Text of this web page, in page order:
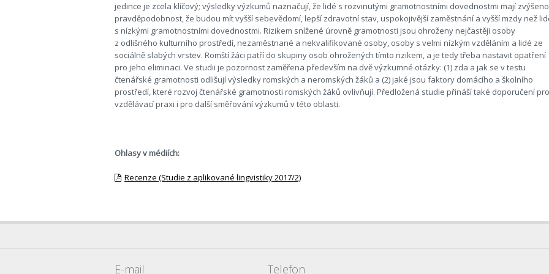
jedince je zcela klíčový; výsledky výzkumů naznačují, že lidé s rozvinutými gramotnostními dovednostmi mají
pravděpodobnost, že budou mít vyšší sebevědomí, lepší zdravotní stav, uspokojivější zaměstnání a vyšší mzdy než
s nízkými gramotnostními dovednostmi. Rizikem snížené úrovně gramotnosti jsou ohroženy nejčastěji osoby
z odlišného kulturního prostředí, nezaměstnané a nekvalifikované osoby, osoby s velmi nízkým vzděláním a lidé ze
sociálně slabých vrstev. Romští žáci patří do skupiny osob ohrožených tímto rizikem, a je tedy třeba nastavit opatření
pro jeho eliminaci. Ve studii je pozornost zaměřena především na dvě výzkumné otázky: (1) zda a jak se v testu
čtenářské gramotnosti odlišují výsledky romských a neromských žáků a (2) jaké jsou faktory domácího a školního
prostředí, které rozvoj čtenářské gramotnosti romských žáků ovlivňují. Předložená studie přináší také doporučení pro
vzdělávací praxi i pro další směřování výzkumů v této oblasti.
Ohlasy v médiích:
Recenze (Studie z aplikované lingvistiky 2017/2)
E-mail Telefon